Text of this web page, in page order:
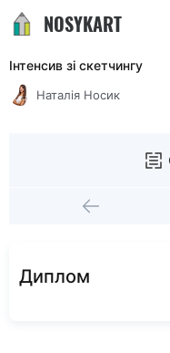
NOSYKART
Інтенсив зі скетчингу
Наталія Носик
Диплом